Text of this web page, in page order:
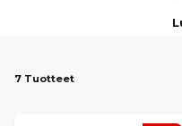
variattorihihnat on
7 Tuotteet